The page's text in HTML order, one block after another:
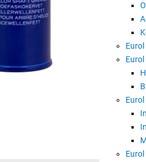
Eurol